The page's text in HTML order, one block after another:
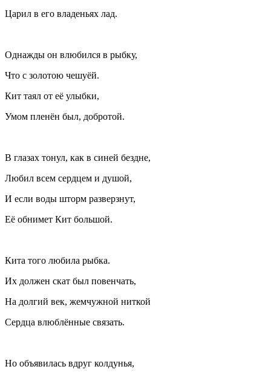
Царил в его владеньях лад.
Однажды он влюбился в рыбку,
Что с золотою чешуëй.
Кит таял от её улыбки,
Умом пленëн был, добротой.
В глазах тонул, как в синей бездне,
Любил всем сердцем и душой,
И если воды шторм разверзнут,
Её обнимет Кит большой.
Кита того любила рыбка.
Их должен скат был повенчать,
На долгий век, жемчужной ниткой
Сердца влюблённые связать.
Но объявилась вдруг колдунья,